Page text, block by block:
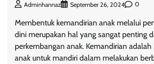
Adminhannaz September 26, 2024 0
Membentuk kemandirian anak melalui
dini merupakan hal yang sangat penting
perkembangan anak. Kemandirian
anak untuk mandiri dalam melakukan